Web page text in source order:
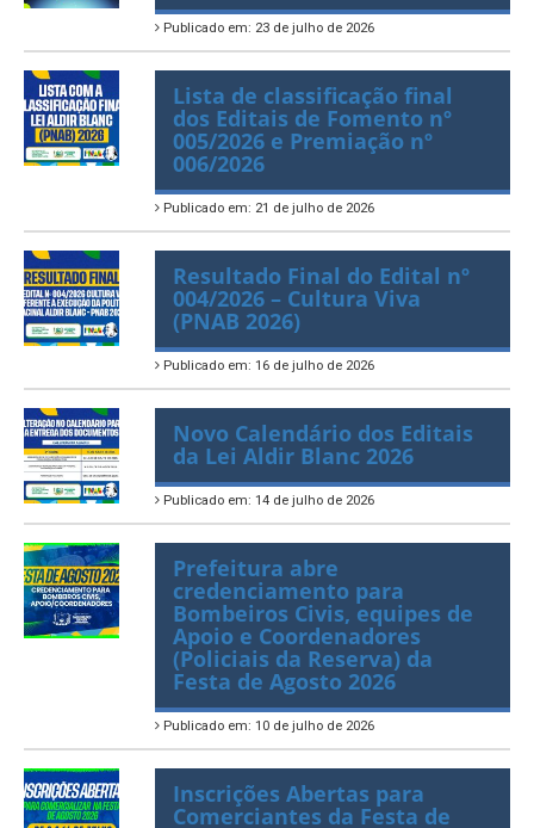
Publicado em: 23 de julho de 2026
Lista de classificação final
dos Editais de Fomento nº
005/2026 e Premiação nº
006/2026
Publicado em: 21 de julho de 2026
Resultado Final do Edital nº
004/2026 – Cultura Viva
(PNAB 2026)
Publicado em: 16 de julho de 2026
Novo Calendário dos Editais
da Lei Aldir Blanc 2026
Publicado em: 14 de julho de 2026
Prefeitura abre
credenciamento para
Bombeiros Civis, equipes de
Apoio e Coordenadores
(Policiais da Reserva) da
Festa de Agosto 2026
Publicado em: 10 de julho de 2026
Inscrições Abertas para
Comerciantes da Festa de